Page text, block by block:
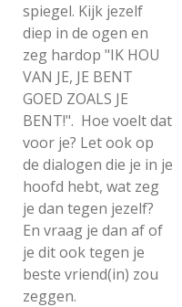
spiegel. Kijk jezelf
diep in de ogen en
zeg hardop "IK HOU
VAN JE, JE BENT
GOED ZOALS JE
BENT!". Hoe voelt dat
voor je? Let ook op
de dialogen die je in je
hoofd hebt, wat zeg
je dan tegen jezelf?
En vraag je dan af of
je dit ook tegen je
beste vriend(in) zou
zeggen.